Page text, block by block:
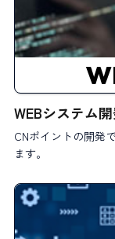
WEBシステム
CNポイントの開発
ます。